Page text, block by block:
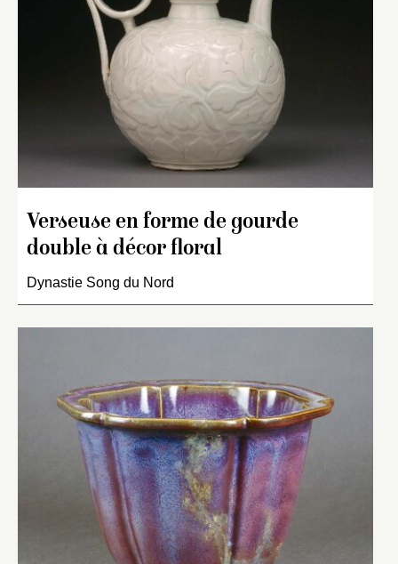
Verseuse en forme de gourde
double à décor floral
Dynastie Song du Nord